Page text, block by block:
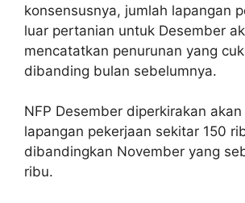
konsensusnya, jumlah lapangan
luar pertanian untuk Desember
mencatatkan penurunan yang
dibanding bulan sebelumnya.
NFP Desember diperkirakan
lapangan pekerjaan sekitar 150
dibandingkan November yang
ribu.